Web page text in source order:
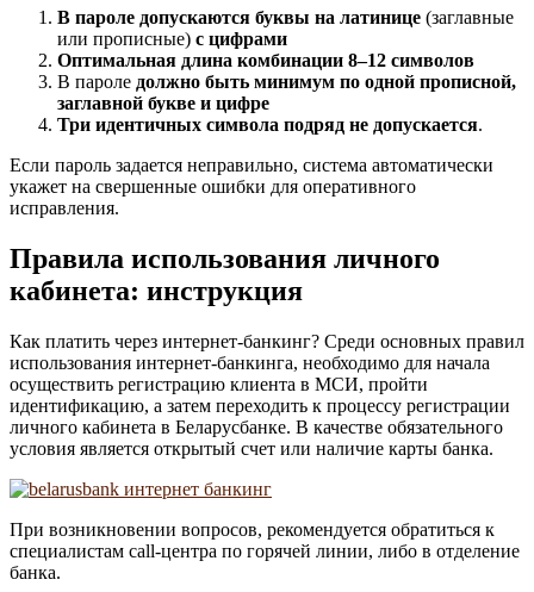
В пароле допускаются буквы на латинице (заглавные
или прописные) с цифрами
Оптимальная длина комбинации 8–12 символов
В пароле должно быть минимум по одной прописной,
заглавной букве и цифре
Три идентичных символа подряд не допускается.
Если пароль задается неправильно, система автоматически
укажет на свершенные ошибки для оперативного
исправления.
Правила использования личного
кабинета: инструкция
Как платить через интернет-банкинг? Среди основных правил
использования интернет-банкинга, необходимо для начала
осуществить регистрацию клиента в МСИ, пройти
идентификацию, а затем переходить к процессу регистрации
личного кабинета в Беларусбанке. В качестве обязательного
условия является открытый счет или наличие карты банка.
При возникновении вопросов, рекомендуется обратиться к
специалистам call-центра по горячей линии, либо в отделение
банка.